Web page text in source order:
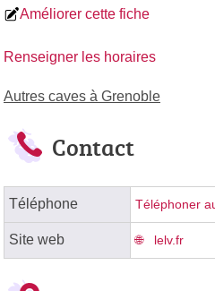
Améliorer cette fiche
Renseigner les horaires
Autres caves à Grenoble
Contact
Téléphone Téléphoner
Site web lelv.fr